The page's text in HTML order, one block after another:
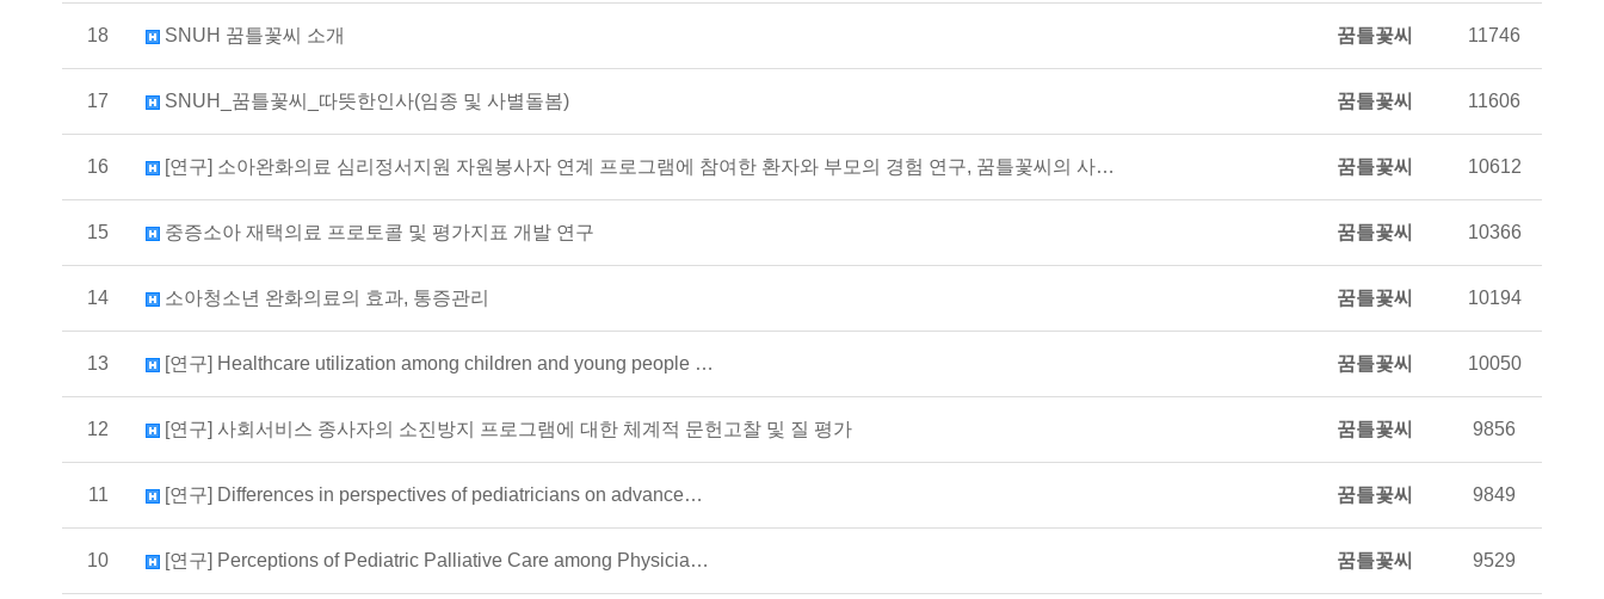
18 SNUH 꿈틀꽃씨 소개 꿈틀꽃씨 11746
17 SNUH_꿈틀꽃씨_따뜻한인사(임종 및 사별돌봄) 꿈틀꽃씨 11606
16 [연구] 소아완화의료 심리정서지원 자원봉사자 연계 프로그램에 참여한 환자와 부모의 경험 연구, 꿈틀꽃씨의 사… 꿈틀꽃씨 10612
15 중증소아 재택의료 프로토콜 및 평가지표 개발 연구 꿈틀꽃씨 10366
14 소아청소년 완화의료의 효과, 통증관리 꿈틀꽃씨 10194
13 [연구] Healthcare utilization among children and young people … 꿈틀꽃씨 10050
12 [연구] 사회서비스 종사자의 소진방지 프로그램에 대한 체계적 문헌고찰 및 질 평가 꿈틀꽃씨 9856
11 [연구] Differences in perspectives of pediatricians on advance… 꿈틀꽃씨 9849
10 [연구] Perceptions of Pediatric Palliative Care among Physicia… 꿈틀꽃씨 9529